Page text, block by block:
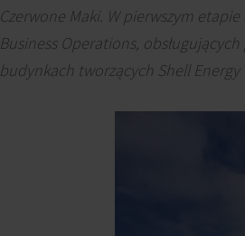
Czerwone Maki. W pierwszym
Business Operations,
budynkach tworzących Shell